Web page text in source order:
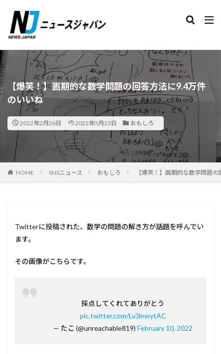
【爆笑！】画期的な数学問題の回答方法に9.4万件
のいいね
2022年2月26日 2022年5月23日 おもしろ
HOME SNSニュース おもしろ 【爆笑！】画期的な数学問題
Twitterに投稿された、数学の問題の解き方が話題を呼んでい
ます。
その画像がこちらです。
採点してくれてありがとう
pic.twitter.com/Lv3lnwytAC
— たこ (@unreachable819) February 10, 2022
検索